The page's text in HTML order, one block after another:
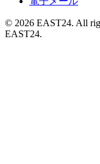
© 2026 EAST24. All
EAST24.